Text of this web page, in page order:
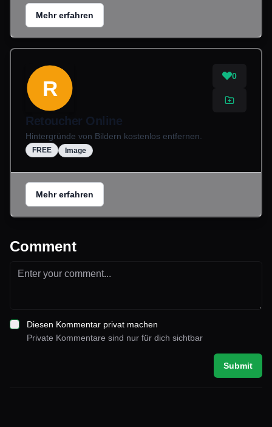
Mehr erfahren
R
0
Retoucher Online
Hintergründe von Bildern kostenlos entfernen.
FREE Image
Mehr erfahren
Comment
Diesen Kommentar privat machen
Private Kommentare sind nur für dich sichtbar
Submit